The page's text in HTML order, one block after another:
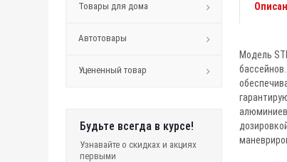
Товары для дома
Автотовары
Уцененный товар
Будьте всегда в курсе!
Узнавайте о скидках и акциях
первыми
Модель